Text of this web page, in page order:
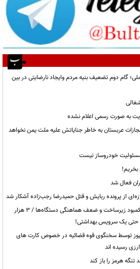
گام دوم تضعیف بنیه مردم وایجاد نارضایتی در بین
به صورت رسمی اعلام نشده
عربستان به خاطر جنایاتش علیه ملت یمن نخواهد
مسئولیت خودروساز نیست
بخریم!
فعال شد
از پرونده ربایش و قتل حمیدرضا رجب‌زاده آشکار شد
ریمـدان؛ مرزی گرفتار در صف، کمبود زیرساخت و ضعف هماهنگی دستگاه‌ها / ۳ هزار
حتی یک سرویس بهداشتی!
توسط سخنگوی قوه قضائیه در خصوص کارت های
رسیده اند
تنگه هرمز را باز کند